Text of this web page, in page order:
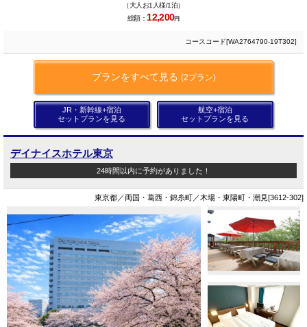
（大人お1人様/1泊）
総額： 12,200円
コースコード[WA2764790-19T302]
プランをすべて見る (2プラン)
JR・新幹線+宿泊
セットプランを見る
航空+宿泊
セットプランを見る
デイナイスホテル東京
24時間以内に予約がありました！
東京都／両国・葛西・錦糸町／木場・東陽町・潮見[3612-302]